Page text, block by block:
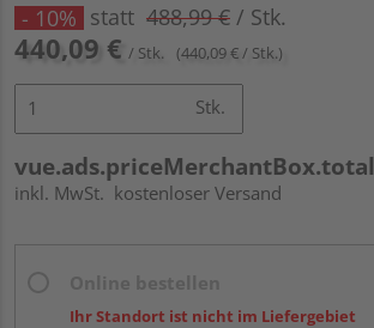
- 10% statt 488,99 € / Stk.
440,09 € / Stk. (440,09 € / Stk.)
Stk.
vue.ads.priceMerchantBox.total
inkl. MwSt. kostenloser Versand
Ihr Standort ist nicht im Liefergebiet